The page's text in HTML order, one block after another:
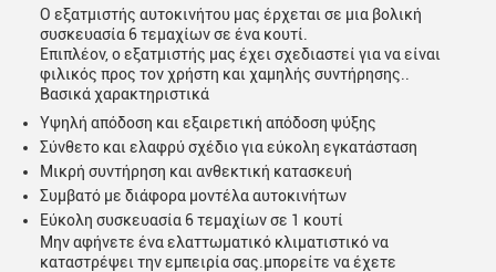
Ο εξατμιστής αυτοκινήτου μας έρχεται σε μια βολική
συσκευασία 6 τεμαχίων σε ένα κουτί.
Επιπλέον, ο εξατμιστής μας έχει σχεδιαστεί για να είναι
φιλικός προς τον χρήστη και χαμηλής συντήρησης..
Βασικά χαρακτηριστικά
Υψηλή απόδοση και εξαιρετική απόδοση ψύξης
Σύνθετο και ελαφρύ σχέδιο για εύκολη εγκατάσταση
Μικρή συντήρηση και ανθεκτική κατασκευή
Συμβατό με διάφορα μοντέλα αυτοκινήτων
Εύκολη συσκευασία 6 τεμαχίων σε 1 κουτί
Μην αφήνετε ένα ελαττωματικό κλιματιστικό να
καταστρέψει την εμπειρία σας.μπορείτε να έχετε